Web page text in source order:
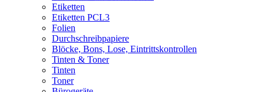
Etiketten
Etiketten PCL3
Folien
Durchschreibpapiere
Blöcke, Bons, Lose, Eintrittskontrollen
Tinten & Toner
Tinten
Toner